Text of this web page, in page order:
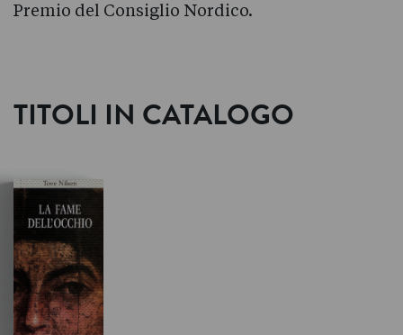
Premio del Consiglio Nordico.
TITOLI IN CATALOGO